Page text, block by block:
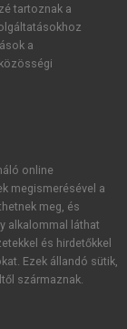
tartoznak a
a
online
megismerésével a
meg, és
alkalommal láthat
és hirdetőkkel
Ezek állandó sütik,
származnak.